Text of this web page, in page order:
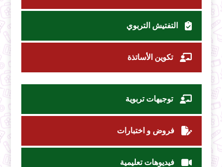
التفتيش التربوي
تكوين الأساتذة
توجيهات تربوية
فروض و اختبارات
فيديوهات تعليمية